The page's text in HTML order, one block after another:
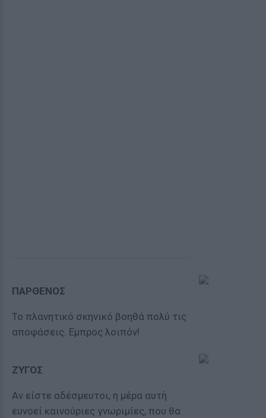
ΠΑΡΘΕΝΟΣ
Το πλανητικό σκηνικό βοηθά πολύ τις
αποφάσεις. Εμπρος λοιπόν!
ΖΥΓΟΣ
Αν είστε αδέσμευτοι, η μέρα αυτή
ευνοεί καινούριες γνωριμίες, που θα